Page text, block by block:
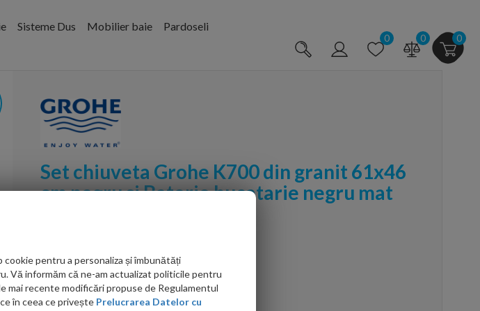
Sisteme Dus Mobilier baie Pardoseli
0 0 0
Set chiuveta Grohe K700 din granit 61x46
cm negru si Baterie bucatarie negru mat
PRP: 3,833.00 RON
3,140.00 RON
cookie pentru a personaliza și îmbunătăți
Vă informăm că ne-am actualizat politicile pentru
mai recente modificări propuse de Regulamentul
în ceea ce privește Prelucrarea Datelor cu